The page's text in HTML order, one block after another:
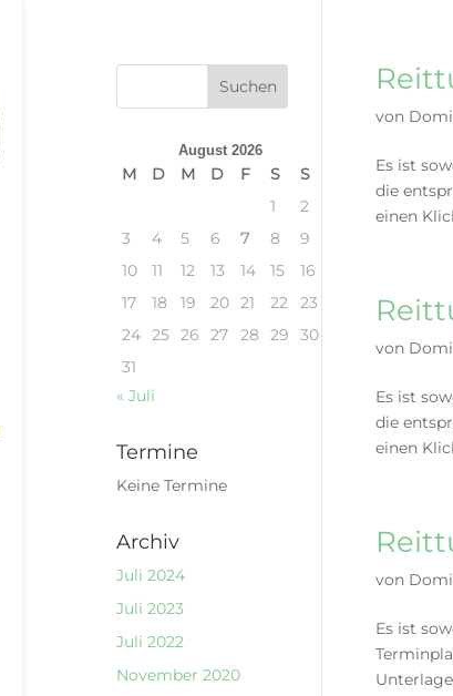
von
Es ist
die
einen
von
Es ist
die
einen
von
Es ist
August 2026
M D M D F S
S
1
2
3
4 5 6 7 8
9
10
11 12 13 14 15
16
17
18 19 20 21 22
23
24 25 26 27 28 29
30
31
« Juli
Termine
Keine Termine
Archiv
Juli 2024
Juli 2023
Juli 2022
November 2020